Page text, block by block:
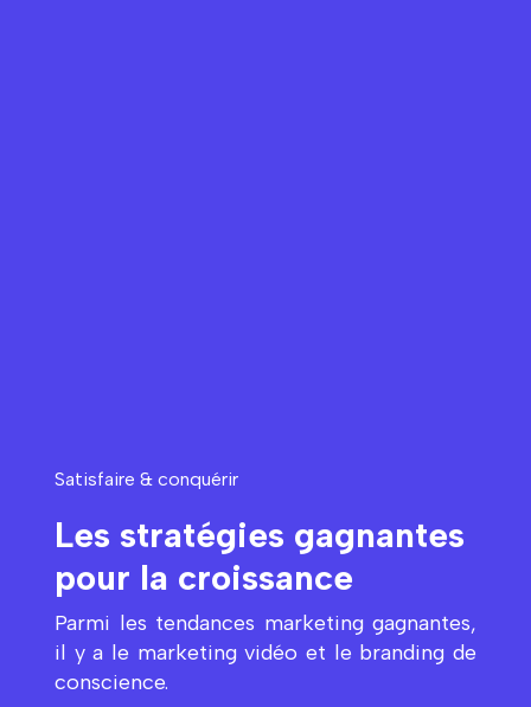
Satisfaire & conquérir
Les stratégies gagnantes
pour la croissance
Parmi les tendances marketing gagnantes,
il y a le marketing vidéo et le branding de
conscience.